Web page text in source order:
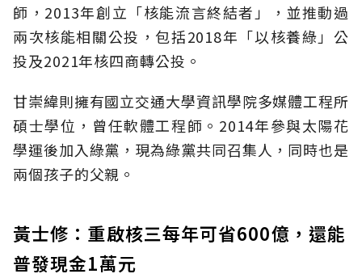
師，2013年創立「核能流言終結者」，並推動過
兩次核能相關公投，包括2018年「以核養綠」公
投及2021年核四商轉公投。
甘崇緯則擁有國立交通大學資訊學院多媒體工程所
碩士學位，曾任軟體工程師。2014年參與太陽花
學運後加入綠黨，現為綠黨共同召集人，同時也是
兩個孩子的父親。
黃士修：重啟核三每年可省600億，還能
普發現金1萬元